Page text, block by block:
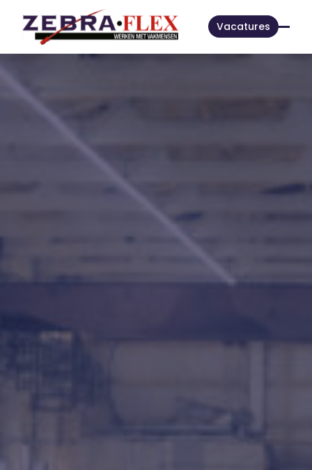
Vacatures